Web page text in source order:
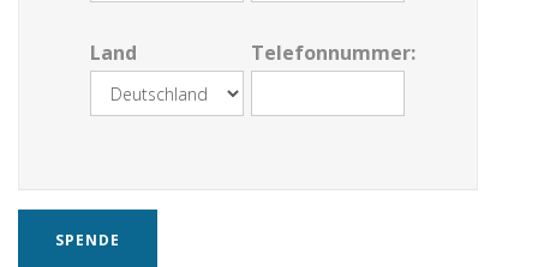
Land Telefonnummer:
SPENDE